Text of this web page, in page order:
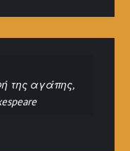
της αγάπης,